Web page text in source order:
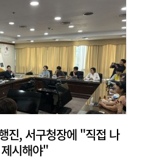
기준 대전의 전력자립도는
국 17개 광역시·도 가운데 최
록했다. 전력자립도가 5%를
은 전국에서 대전이 유일하다.
의 3분의 1에도 못..
진, 서구청장에 "직접 나
시해야"